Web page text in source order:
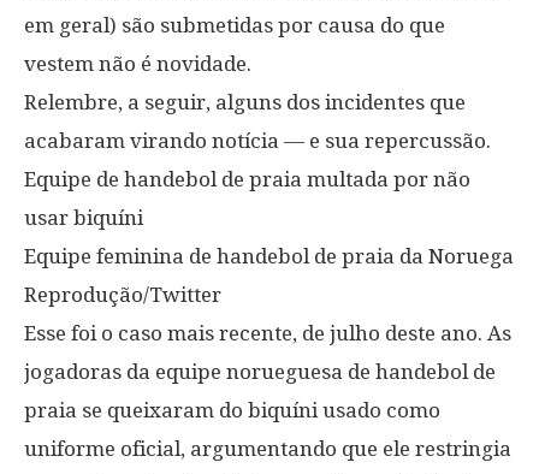
em geral) são submetidas por causa do que
vestem não é novidade.
Relembre, a seguir, alguns dos incidentes que
acabaram virando notícia — e sua repercussão.
Equipe de handebol de praia multada por não
usar biquíni
Equipe feminina de handebol de praia da Noruega
Reprodução/Twitter
Esse foi o caso mais recente, de julho deste ano. As
jogadoras da equipe norueguesa de handebol de
praia se queixaram do biquíni usado como
uniforme oficial, argumentando que ele restringia